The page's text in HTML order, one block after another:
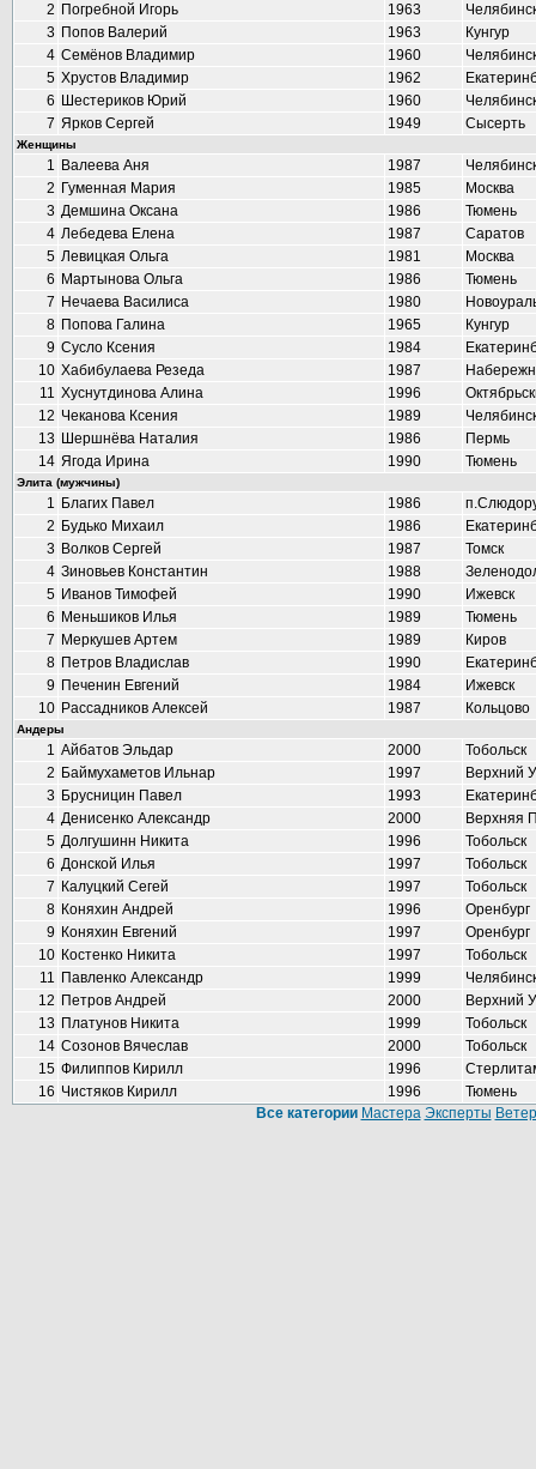
2 Погребной Игорь 1963
3 Попов Валерий 1963
Кунгур
4 Семёнов Владимир 1960
5 Хрустов Владимир 1962
6 Шестериков Юрий 1960
7 Ярков Сергей 1949 Сысерть
Женщины
1 Валеева Аня 1987
2 Гуменная Мария 1985
Москва
3 Демшина Оксана 1986
Тюмень
4 Лебедева Елена 1987
Саратов
5 Левицкая Ольга 1981
Москва
6 Мартынова Ольга 1986
Тюмень
7 Нечаева Василиса 1980
8 Попова Галина 1965
Кунгур
9 Сусло Ксения 1984
10 Хабибулаева Резеда 1987
11 Хуснутдинова Алина 1996
12 Чеканова Ксения 1989
13 Шершнёва Наталия 1986
Пермь
14 Ягода Ирина 1990 Тюмень
Элита (мужчины)
1 Благих Павел 1986
2 Будько Михаил 1986
3 Волков Сергей 1987
Томск
4 Зиновьев Константин 1988
5 Иванов Тимофей 1990
Ижевск
6 Меньшиков Илья 1989
Тюмень
7 Меркушев Артем 1989
Киров
8 Петров Владислав 1990
9 Печенин Евгений 1984
Ижевск
10 Рассадников Алексей 1987 Кольцово
Андеры
1 Айбатов Эльдар 2000
Тобольск
2 Баймухаметов Ильнар 1997
Верхний
3 Брусницин Павел 1993
4 Денисенко Александр 2000
Верхняя
5 Долгушинн Никита 1996
Тобольск
6 Донской Илья 1997
Тобольск
7 Калуцкий Сегей 1997
Тобольск
8 Коняхин Андрей 1996
Оренбург
9 Коняхин Евгений 1997
Оренбург
10 Костенко Никита 1997
Тобольск
11 Павленко Александр 1999
12 Петров Андрей 2000
Верхний
13 Платунов Никита 1999
Тобольск
14 Созонов Вячеслав 2000
Тобольск
15 Филиппов Кирилл 1996
16 Чистяков Кирилл 1996
Тюмень
Все категории Мастера Эксперты